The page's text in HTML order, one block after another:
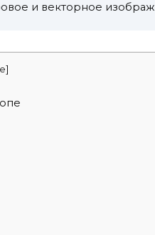
и векторное
]